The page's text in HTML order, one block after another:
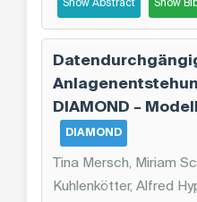
Show Abstract Show
DIAMOND –
DIAMOND
Tina Mersch, Miriam
Kuhlenkötter, Alfred